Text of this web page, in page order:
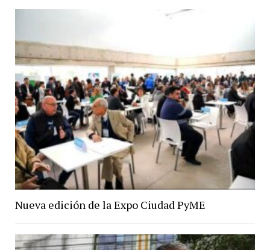
Nueva edición de la Expo Ciudad PyME